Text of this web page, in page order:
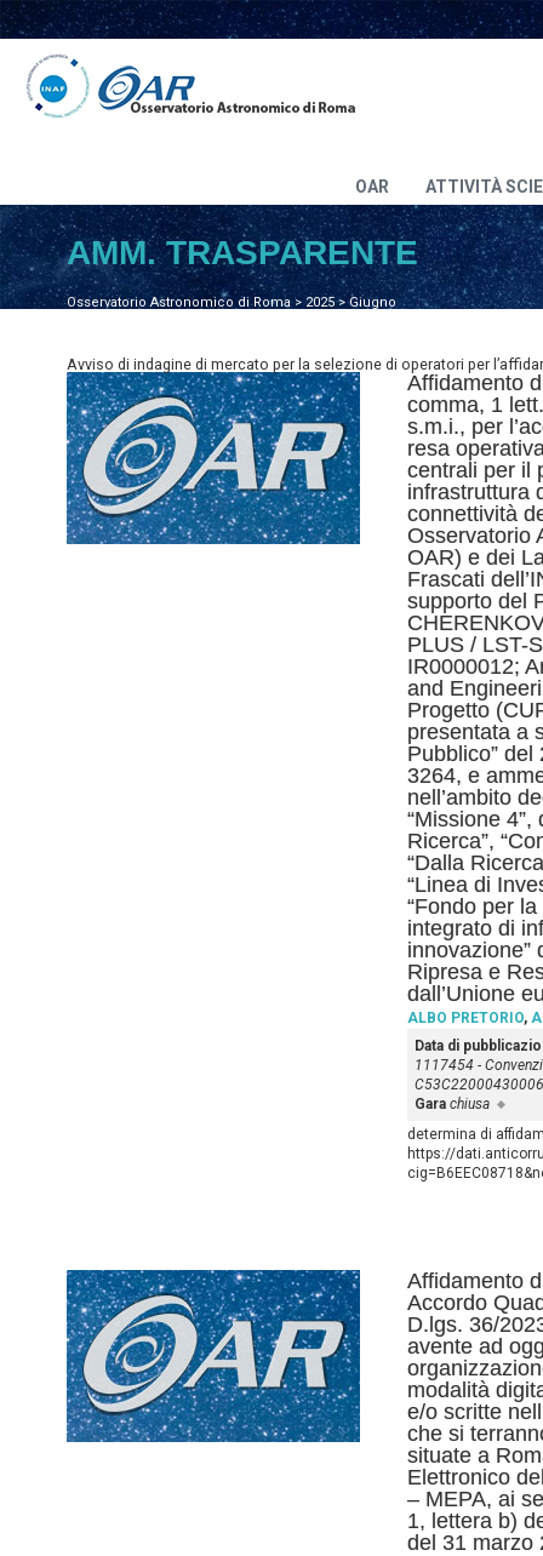
OAR ATTIVITÀ
Osservatorio Astronomico di Roma>2025>Giugno
AMM. TRASPARENTE
Avviso di indagine di mercato per la selezione di operatori per
Affidamento
comma, 1
s.m.i., per
resa
centrali per il
infrastruttura
connettività
Osservatorio
OAR) e dei
Frascati
supporto del
PLUS / LST-
IR0000012;
and
Progetto
presentata a
Pubblico”
3264, e
nell’ambito
“Missione
Ricerca”,
“Dalla
“Linea di
“Fondo per
integrato di
innovazione”
Ripresa e
dall’Unione
ALBO PRETORIO,
Data di
1117454 -
C53C22000430006
Gara chiusa
determina di
https://
Affidamento
Accordo
D.lgs. 36/
avente ad
modalità
e/o scritte
che si
situate a
Elettronico
– MEPA, ai
1, lettera b)
del 31 marzo